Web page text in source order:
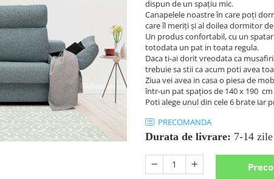
dispun de un spațiu mic.
Canapelele noastre în care poți
care îl meriți și al doilea dormitor
Un produs confortabil, cu un
totodata un pat in toata regula.
Daca ti-ai dorit vreodata ca
trebuie sa stii ca acum poti avea
Ziua vei avea in casa o piesa de
într-un pat spaţios de 140 x 190 cm
Poti alege unul din cele 6 brate iar
PRECOMANDA
Durata de livrare: 7-14 zile